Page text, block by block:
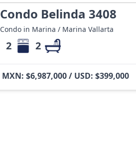
Condo Belinda 3408
Condo in Marina / Marina Vallarta
2 2
MXN: $6,987,000 / USD: $399,000